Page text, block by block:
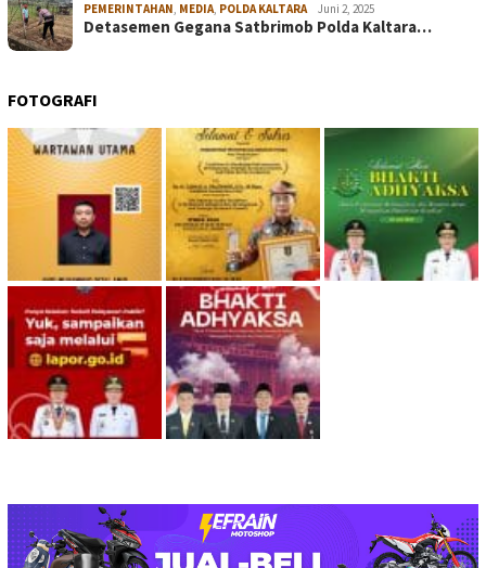
PEMERINTAHAN, MEDIA, POLDA KALTARA Juni 2, 2025
Detasemen Gegana Satbrimob Polda Kaltara…
FOTOGRAFI